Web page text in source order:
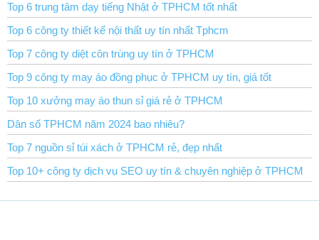
Top 6 trung tâm dạy tiếng Nhật ở TPHCM tốt nhất
Top 6 công ty thiết kế nội thất uy tín nhất Tphcm
Top 7 công ty diệt côn trùng uy tín ở TPHCM
Top 9 công ty may áo đồng phục ở TPHCM uy tín, giá tốt
Top 10 xưởng may áo thun sỉ giá rẻ ở TPHCM
Dân số TPHCM năm 2024 bao nhiêu?
Top 7 nguồn sỉ túi xách ở TPHCM rẻ, đẹp nhất
Top 10+ công ty dịch vụ SEO uy tín & chuyên nghiệp ở TPHCM